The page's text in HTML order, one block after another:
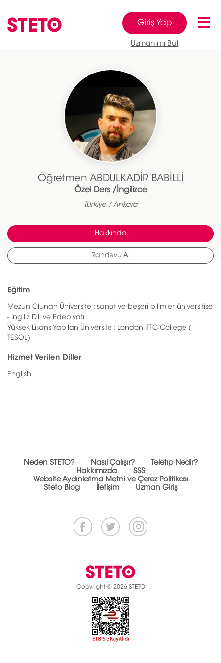
Giriş Yap
Uzmanımı Bul
Öğretmen ABDULKADİR BABİLLİ
Özel Ders /İngilizce
Türkiye / Ankara
Hakkında
Randevu Al
Eğitim
Mezun Olunan Üniversite : sanat ve beşeri bilimler üniversitise
- İngiliz Dili ve Edebiyatı
Yüksek Lisans Yapılan Üniversite : London İTTC College (
TESOL)
Hizmet Verilen Diller
English
Neden STETO? Nasıl Çalışır?
Teletıp Nedir?
Hakkımızda
SSS
Website Aydınlatma Metni ve Çerez Politikası
Steto Blog
İletişim Uzman Giriş
Copyright © 2026 STETO